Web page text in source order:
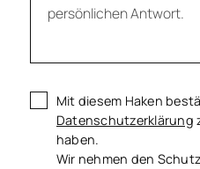
Mit diesem Haken
Datenschutzerklärung
haben.
Wir nehmen den